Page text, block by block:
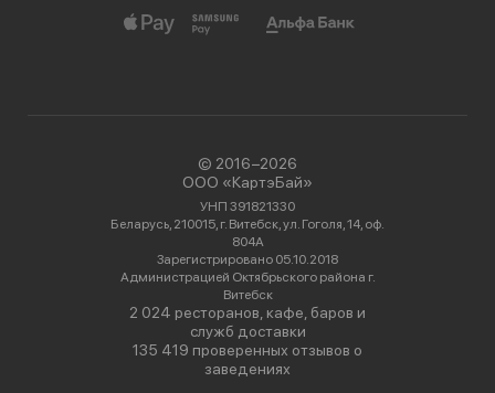
© 2016−2026
ООО «КартэБай»
УНП 391821330
Беларусь, 210015, г. Витебск, ул. Гоголя, 14, оф.
804А
Зарегистрировано 05.10.2018
Администрацией Октябрьского района г.
Витебск
2 024 ресторанов, кафе, баров и
служб доставки
135 419 проверенных отзывов о
заведениях